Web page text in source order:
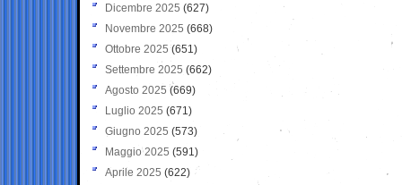
Dicembre 2025 (627)
Novembre 2025 (668)
Ottobre 2025 (651)
Settembre 2025 (662)
Agosto 2025 (669)
Luglio 2025 (671)
Giugno 2025 (573)
Maggio 2025 (591)
Aprile 2025 (622)